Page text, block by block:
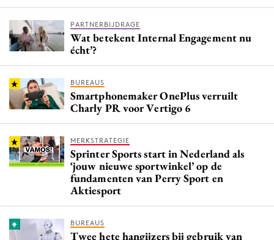
PARTNERBIJDRAGE
Wat betekent Internal Engagement nu
écht’?
BUREAUS
Smartphonemaker OnePlus verruilt
Charly PR voor Vertigo 6
MERKSTRATEGIE
Sprinter Sports start in Nederland als
‘jouw nieuwe sportwinkel’ op de
fundamenten van Perry Sport en
Aktiesport
BUREAUS
Twee hete hangijzers bij gebruik van